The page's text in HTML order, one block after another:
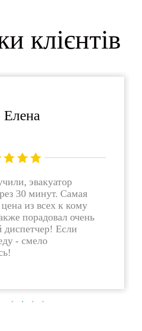
клієнтів
Елена
эвакуатор
30 минут. Самая
цена из всех к кому
порадовал очень
диспетчер! Если
- смело